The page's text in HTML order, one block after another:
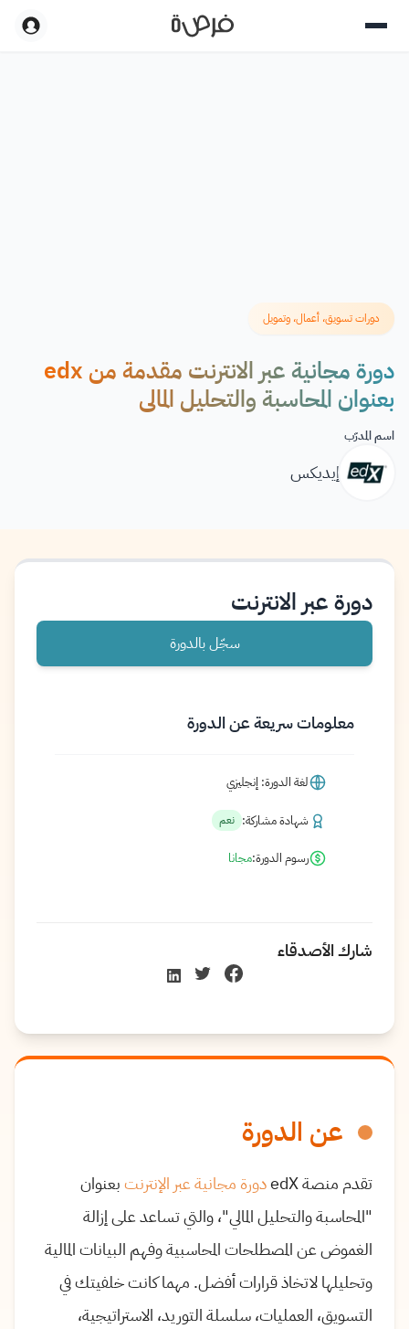
دورات تسويق، أعمال، وتمويل
دورة مجانية عبر الانترنت مقدمة من edx
بعنوان المحاسبة والتحليل المالي
اسم المدرّب
إيديكس
عن الدورة
تقدم منصة edX دورة مجانية عبر الإنترنتبعنوان
"المحاسبة والتحليل المالي"، والتي تساعد على إزالة
الغموض عن المصطلحات المحاسبية وفهم البيانات المالية
وتحليلها لاتخاذ قرارات أفضل. مهما كانت خلفيتك في
التسويق، العمليات، سلسلة التوريد، الاستراتيجية،
دورة عبر الانترنت
سجّل بالدورة
معلومات سريعة عن الدورة
لغة الدورة: إنجليزي
شهادة مشاركة: نعم
رسوم الدورة:مجانا
شارك الأصدقاء